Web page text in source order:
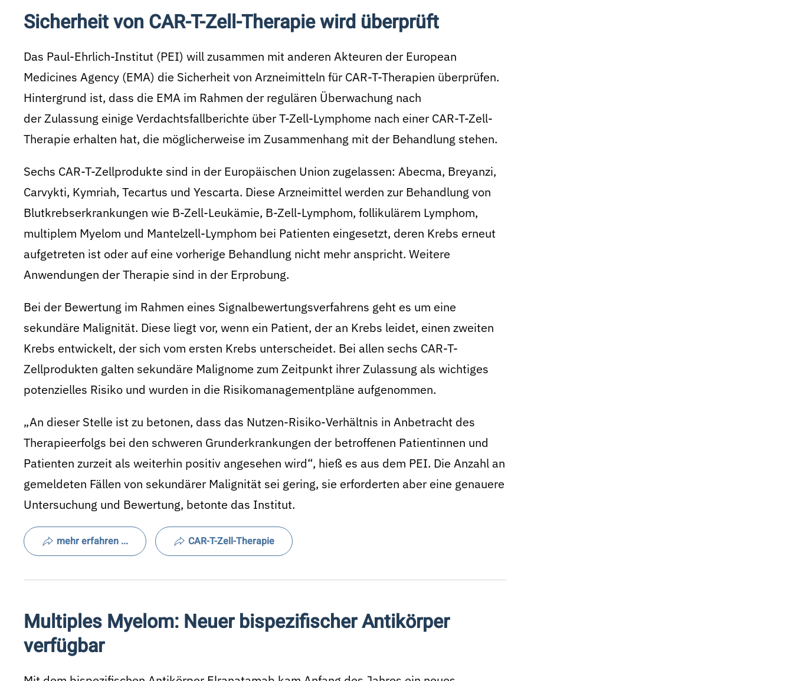
Sicherheit von CAR-T-Zell-Therapie wird überprüft
Das Paul-Ehrlich-Institut (PEI) will zusammen mit anderen Akteuren der European
Medicines Agency (EMA) die Sicherheit von Arzneimitteln für CAR-T-Therapien überprüfen.
Hintergrund ist, dass die EMA im Rahmen der regulären Überwachung nach
derZulassung einige Verdachts­fallberichte über T-Zell-Lymphome nach einer CAR-T-Zell-
Therapie erhalten hat, die möglicherweise im Zu­sammenhang mit der Behandlung stehen.
Sechs CAR-T-Zellprodukte sind in der Europäischen Union zugelassen: Abecma, Breyanzi,
Carvykti, Kymriah, Tecartus und Yescarta. Diese Arzneimittel werden zur Behandlung von
Blutkrebserkrankungen wie B-Zell-Leukämie, B-Zell-Lymphom, follikulärem Lymphom,
multiplem Myelom und Mantelzell-Lymphom bei Patien­ten eingesetzt, deren Krebs erneut
aufgetreten ist oder auf eine vorherige Behandlung nicht mehr anspricht. Weitere
Anwendungen der Therapie sind in der Erprobung.
Bei der Bewertung im Rahmen eines Signalbewertungsverfahrens geht es um eine
sekundäre Malignität. Diese liegt vor, wenn ein Patient, der an Krebs leidet, einen zweiten
Krebs entwickelt, der sich vom ersten Krebs unterscheidet. Bei allen sechs CAR-T-
Zellprodukten galten sekundäre Malignome zum Zeitpunkt ihrer Zulassung als wichtiges
potenzielles Risiko und wurden in die Risikomanagementpläne aufgenommen.
„An dieser Stelle ist zu betonen, dass das Nutzen-Risiko-Verhältnis in Anbetracht des
Therapieerfolgs bei den schweren Grunderkrankungen der betroffenen Patientinnen und
Patienten zurzeit als weiterhin positiv ange­sehen wird“, hieß es aus dem PEI. Die Anzahl an
gemeldeten Fällen von sekundärer Malignität sei gering, sie erforderten aber eine genauere
Untersuchung und Bewertung, betonte das Institut.
mehr erfahren ... CAR-T-Zell-Therapie
Multiples Myelom: Neuer bispezifischer Antikörper
verfügbar